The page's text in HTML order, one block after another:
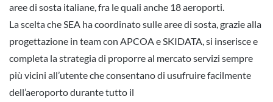
aree di sosta italiane, fra le quali anche 18 aeroporti.
La scelta che SEA ha coordinato sulle aree di sosta, grazie alla
progettazione in team con APCOA e SKIDATA, si inserisce e
completa la strategia di proporre al mercato servizi sempre
più vicini all’utente che consentano di usufruire facilmente
dell’aeroporto durante tutto il